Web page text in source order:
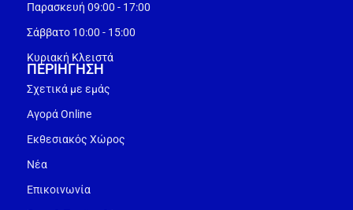
Παρασκευή 09:00 - 17:00
Σάββατο 10:00 - 15:00
Κυριακή Κλειστά
ΠΕΡΙΗΓΗΣΗ
Σχετικά με εμάς
Αγορά Online
Εκθεσιακός Χώρος
Νέα
Επικοινωνία